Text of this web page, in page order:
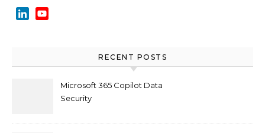
LinkedIn
RECENT POSTS
Microsoft 365 Copilot Data
Security